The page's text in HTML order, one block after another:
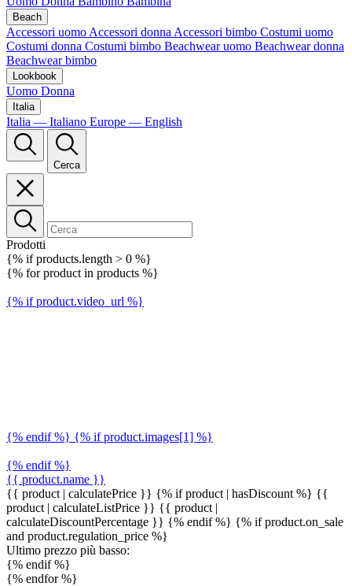
Beach
Accessori uomo Accessori donna Accessori bimbo Costumi uomo
Costumi donna Costumi bimbo Beachwear uomo Beachwear donna
Beachwear bimbo
Lookbook
Uomo Donna
Italia
Italia — Italiano Europe — English
Cerca
Prodotti
{% if products.length > 0 %}
{% for product in products %}
{% if product.video_url %}
{% endif %} {% if product.images[1] %}
{% endif %}
{{ product.name }}
{{ product | calculatePrice }} {% if product | hasDiscount %} {{
product | calculateListPrice }} {{ product |
calculateDiscountPercentage }} {% endif %} {% if product.on_sale
and product.regulation_price %}
Ultimo prezzo più basso:
{% endif %}
{% endfor %}